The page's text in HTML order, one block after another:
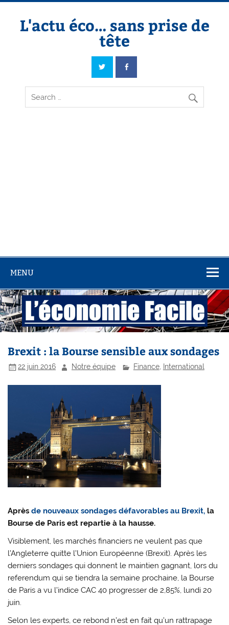
Skip
contentL'actu éco… sans prise de
tête
L'actu éco… sans prise de tête
MENU
Brexit : la Bourse sensible aux sondages
22 juin 2016 Notre équipe Finance, International
Aprèsde nouveaux sondages défavorables au Brexit, la
Bourse de Paris est repartie à la hausse.
Visiblement, les marchés financiers ne veulent pas que
l’Angleterre quitte l’Union Européenne (Brexit). Après les
derniers sondages qui donnent le maintien gagnant, lors du
referendum qui se tiendra la semaine prochaine, la Bourse
de Paris a vu l’indice CAC 40 progresser de 2,85%, lundi 20
juin.
Selon les experts, ce rebond n’est en fait qu’un rattrapage